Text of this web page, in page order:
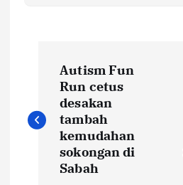
s
Autism Fun
Run cetus
desakan
tambah
kemudahan
sokongan di
Sabah